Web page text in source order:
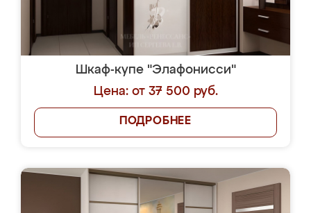
Шкаф-купе "Элафонисси"
Цена: от 37 500 руб.
ПОДРОБНЕЕ